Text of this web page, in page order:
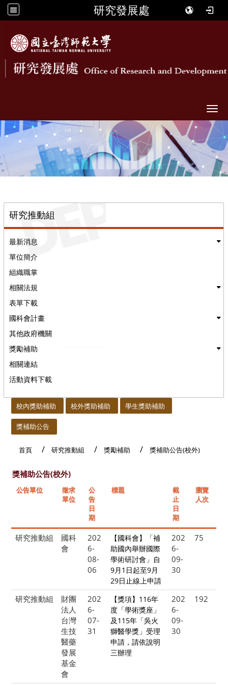
研究發展處
研究推動組
最新消息
單位簡介
組織職掌
相關法規
表單下載
國科會計畫
其他政府機關
獎勵補助
相關連結
活動資料下載
校內獎助補助 校外獎助補助 學生獎助補助
獎補助公告
首頁 研究推動組 獎勵補助 獎補助公告(校外)
獎補助公告(校外)
公告單位
徵求
單位
公
告
日
期
標題
截
止
日
期
瀏覽
人次
研究推動組
國科
會
202
6-
08-
06
【國科會】「補
助國內舉辦國際
學術研討會」自
9月1日起至9月
29日止線上申請
202
6-
09-
30
75
研究推動組
財團
法人
台灣
生技
醫藥
發展
基金
會
202
6-
07-
31
【獎項】116年
度「學術獎座」
及115年「吳火
獅醫學獎」受理
申請，請依說明
三辦理
202
6-
09-
30
192